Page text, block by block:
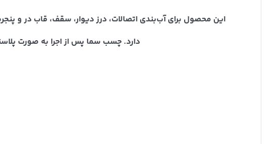
این محصول برای آب‌بندی اتصالات، درز دیوار، سقف، قاب در و
دارد. چسب سما پس از اجرا به صورت